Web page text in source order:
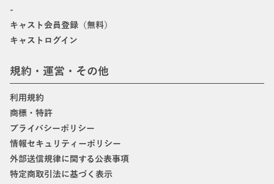
-
キャスト会員登録（無料）
キャストログイン
規約・運営・その他
利用規約
商標・特許
プライバシーポリシー
情報セキュリティーポリシー
外部送信規律に関する公表事項
特定商取引法に基づく表示